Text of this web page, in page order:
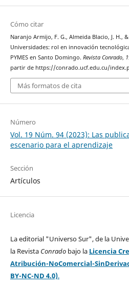
Cómo citar
Naranjo Armijo, F. G., Almeida Blacio, J. H.,
Universidades: rol en innovación
PYMES en Santo Domingo. Revista Conrado,
partir de https://conrado.ucf.edu.cu/
Más formatos de cita
Número
Vol. 19 Núm. 94 (2023): Las
escenario para el aprendizaje
Sección
Artículos
Licencia
La editorial "Universo Sur", de la
la Revista Conradobajo la Licencia
Atribución-NoComercial-
BY-NC-ND 4.0).